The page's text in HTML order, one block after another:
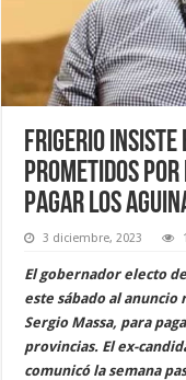
Frigerio insiste
prometidos por
pagar los
3 diciembre, 2023
El gobernador electo
este sábado al
Sergio Massa, para
provincias. El ex-
comunicó la semana